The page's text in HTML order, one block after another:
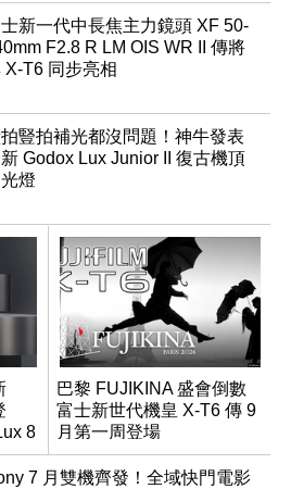
新一代中長焦主力鏡頭 XF 50-
F2.8 R LM OIS WR II 傳將
X-T6 同步亮相
豎拍補光都沒問題！神牛發表
Godox Lux Junior II 復古機頂
燈
8
巴黎 FUJIKINA 盛會倒數
富士新世代機皇 X-T6 傳 9
月第一周登場
7 月雙機齊發！全域快門電影